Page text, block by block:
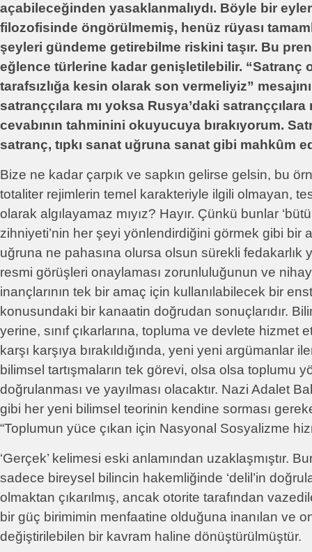
açabileceğinden yasaklanmalıydı. Böyle bir
filozofisinde öngörülmemiş, henüz rüyası
şeyleri gündeme getirebilme riskini taşır. Bu
eğlence türlerine kadar genişletilebilir. “Satranç
tarafsızlığa kesin olarak son vermeliyiz”
satranççılara mı yoksa Rusya’daki
cevabının tahminini okuyucuya bırakıyorum.
satranç, tıpkı sanat uğruna sanat gibi mahkûm
Bize ne kadar çarpık ve sapkın gelirse gelsin, bu
totaliter rejimlerin temel karakteriyle ilgili olmayan,
olarak algılayamaz mıyız? Hayır. Çünkü bunlar
zihniyeti’nin her şeyi yönlendirdiğini görmek gibi bir
uğruna ne pahasına olursa olsun sürekli fedakarlık
resmi görüşleri onaylaması zorunluluğunun ve
inançlarının tek bir amaç için kullanılabilecek bir
konusundaki bir kanaatin doğrudan sonuçlarıdır.
yerine, sınıf çıkarlarına, topluma ve devlete hizmet
karşı karşıya bırakıldığında, yeni yeni argümanlar
bilimsel tartışmaların tek görevi, olsa olsa toplumu
doğrulanması ve yayılması olacaktır. Nazi Adalet
gibi her yeni bilimsel teorinin kendine sorması
“Toplumun yüce çıkan için Nasyonal Sosyalizme
‘Gerçek’ kelimesi eski anlamından uzaklaşmıştır.
sadece bireysel bilincin hakemliğinde ‘delil’in
olmaktan çıkarılmış, ancak otorite tarafından
bir güç birimimin menfaatine olduğuna inanılan ve
değiştirilebilen bir kavram haline dönüştürülmüştür.